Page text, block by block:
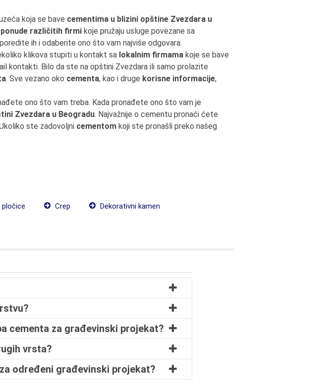
koja se bave cementima u blizini opštine Zvezdara u
ponude različitih firmi koje pružaju usluge povezane sa
ih i odaberite ono što vam najviše odgovara.
klikova stupiti u kontakt sa lokalnim firmama koje se bave
kontakti. Bilo da ste na opštini Zvezdara ili samo prolazite
. Sve vezano oko cementa, kao i druge korisne informacije,
ono što vam treba. Kada pronađete ono što vam je
Zvezdara u Beogradu. Najvažnije o cementu pronaći ćete
ste zadovoljni cementom koji ste pronašli preko našeg
pločice Crep
Dekorativni kamen
cementa za građevinski projekat?
vrsta?
određeni građevinski projekat?